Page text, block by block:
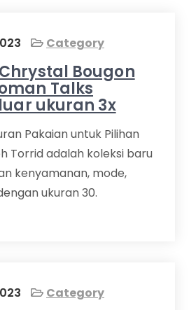
Category
Bougon
Talks
ukuran 3x
Pakaian untuk Pilihan
Torrid adalah koleksi baru
kenyamanan, mode,
ukuran 30.
Category